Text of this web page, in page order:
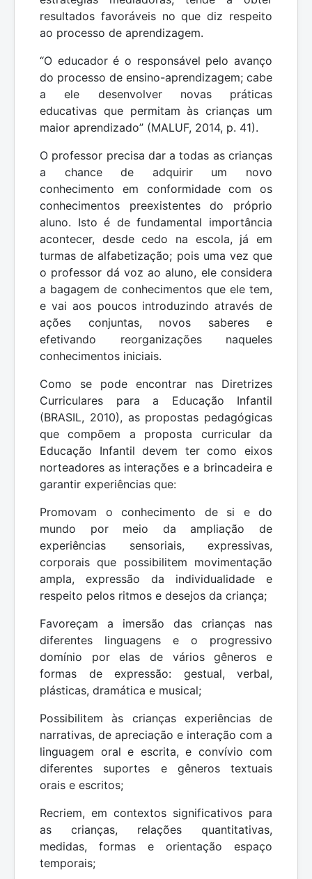
resultados favoráveis no que diz respeito
ao processo de aprendizagem.
“O educador é o responsável pelo avanço
do processo de ensino-aprendizagem; cabe
a ele desenvolver novas práticas
educativas que permitam às crianças um
maior aprendizado” (MALUF, 2014, p. 41).
O professor precisa dar a todas as crianças
a chance de adquirir um novo
conhecimento em conformidade com os
conhecimentos preexistentes do próprio
aluno. Isto é de fundamental importância
acontecer, desde cedo na escola, já em
turmas de alfabetização; pois uma vez que
o professor dá voz ao aluno, ele considera
a bagagem de conhecimentos que ele tem,
e vai aos poucos introduzindo através de
ações conjuntas, novos saberes e
efetivando reorganizações naqueles
conhecimentos iniciais.
Como se pode encontrar nas Diretrizes
Curriculares para a Educação Infantil
(BRASIL, 2010), as propostas pedagógicas
que compõem a proposta curricular da
Educação Infantil devem ter como eixos
norteadores as interações e a brincadeira e
garantir experiências que:
Promovam o conhecimento de si e do
mundo por meio da ampliação de
experiências sensoriais, expressivas,
corporais que possibilitem movimentação
ampla, expressão da individualidade e
respeito pelos ritmos e desejos da criança;
Favoreçam a imersão das crianças nas
diferentes linguagens e o progressivo
domínio por elas de vários gêneros e
formas de expressão: gestual, verbal,
plásticas, dramática e musical;
Possibilitem às crianças experiências de
narrativas, de apreciação e interação com a
linguagem oral e escrita, e convívio com
diferentes suportes e gêneros textuais
orais e escritos;
Recriem, em contextos significativos para
as crianças, relações quantitativas,
medidas, formas e orientação espaço
temporais;